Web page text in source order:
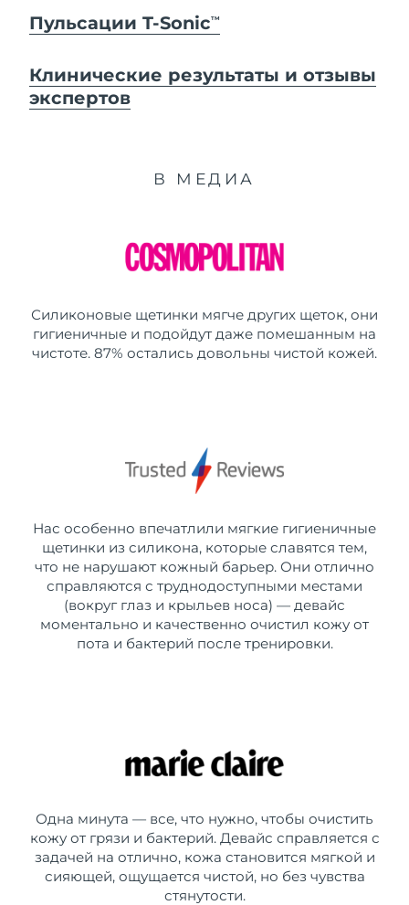
Пульсации T-SonicTM
Клинические результаты и отзывы
экспертов
В МЕДИА
Силиконовые щетинки мягче других щеток, они
гигиеничные и подойдут даже помешанным на
чистоте. 87% остались довольны чистой кожей.
Нас особенно впечатлили мягкие гигиеничные
щетинки из силикона, которые славятся тем,
что не нарушают кожный барьер. Они отлично
справляются с труднодоступными местами
(вокруг глаз и крыльев носа) — девайс
моментально и качественно очистил кожу от
пота и бактерий после тренировки.
Одна минута — все, что нужно, чтобы очистить
кожу от грязи и бактерий. Девайс справляется с
задачей на отлично, кожа становится мягкой и
сияющей, ощущается чистой, но без чувства
стянутости.